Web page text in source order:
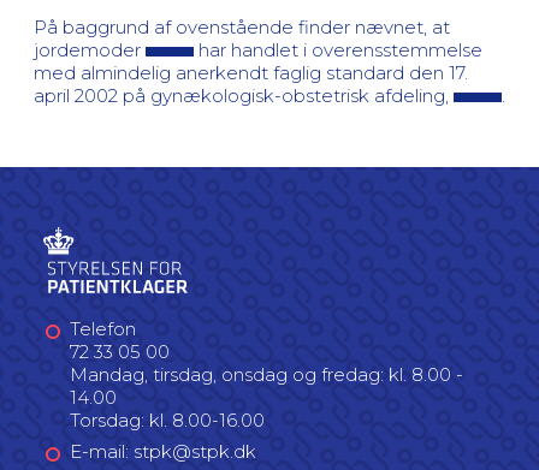
På baggrund af ovenstående finder nævnet, at
jordemoder
har handlet i overensstemmelse
med almindelig anerkendt faglig standard den 17.
april 2002 på gynækologisk-obstetrisk afdeling,
Telefon
72 33 05 00
Mandag, tirsdag, onsdag og fredag: kl. 8.00 -
14.00
Torsdag: kl. 8.00-16.00
E-mail: stpk@stpk.dk